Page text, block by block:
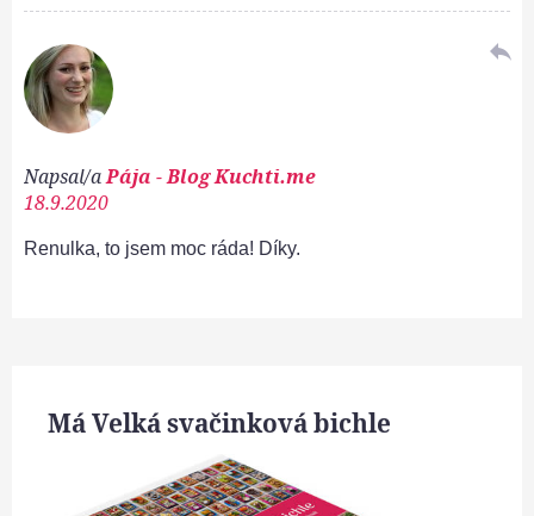
Napsal/aPája - Blog Kuchti.me
18.9.2020
Renulka, to jsem moc ráda! Díky.
reply
Má Velká svačinková bichle